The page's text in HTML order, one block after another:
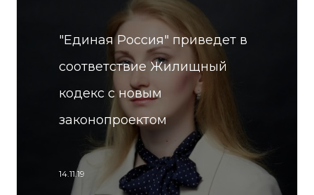
"Единая Россия" приведет в
соответствие Жилищный
кодекс с новым
законопроектом
14.11.19